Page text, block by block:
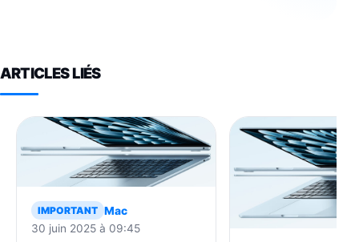
ARTICLES LIÉS
IMPORTANT Mac
30 juin 2025 à 09:45